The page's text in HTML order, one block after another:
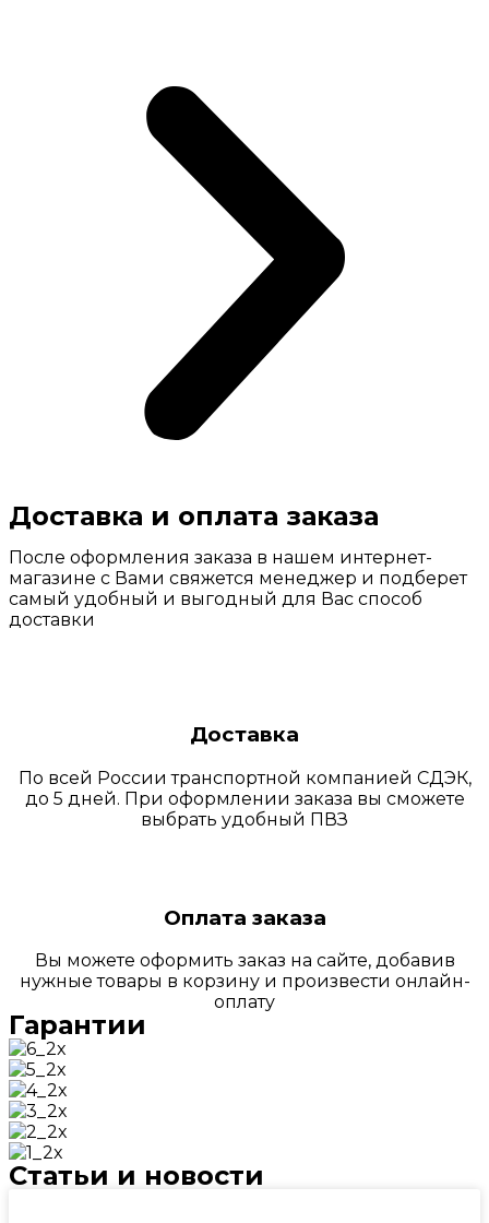
Доставка и оплата заказа
После оформления заказа в нашем интернет-
магазине с Вами свяжется менеджер и подберет
самый удобный и выгодный для Вас способ
доставки
Доставка
По всей России транспортной компанией СДЭК,
до 5 дней. При оформлении заказа вы сможете
выбрать удобный ПВЗ
Оплата заказа
Вы можете оформить заказ на сайте, добавив
нужные товары в корзину и произвести онлайн-
оплату
Гарантии
Статьи и новости